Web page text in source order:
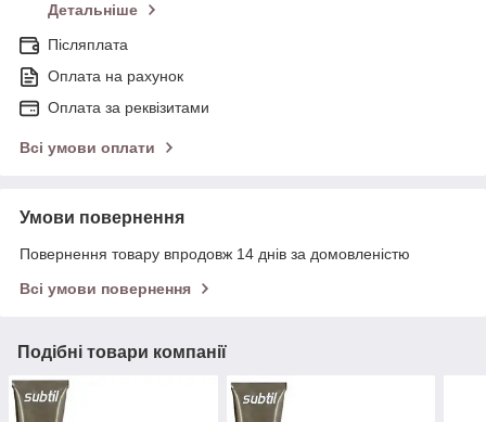
Детальніше
Післяплата
Оплата на рахунок
Оплата за реквізитами
Всі умови оплати
Умови повернення
Повернення товару впродовж 14 днів за домовленістю
Всі умови повернення
Подібні товари компанії